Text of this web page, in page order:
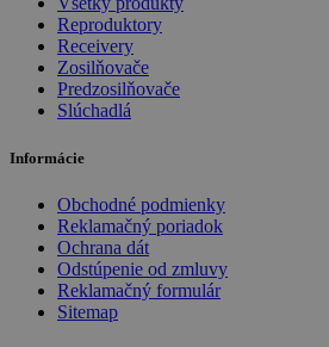
Reproduktory
Receivery
Zosilňovače
Predzosilňovače
Slúchadlá
Informácie
Obchodné podmienky
Reklamačný poriadok
Ochrana dát
Odstúpenie od zmluvy
Reklamačný formulár
Sitemap